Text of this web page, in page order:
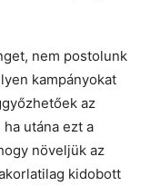
nem postolunk
kampányokat
az
utána ezt a
növeljük az
kidobott